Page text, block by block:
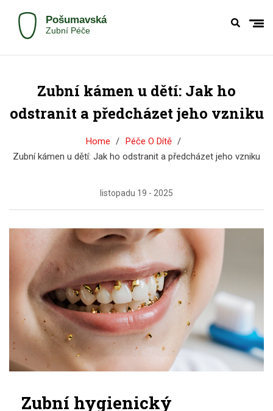
Zubní kámen u dětí: Jak ho
odstranit a předcházet jeho vzniku
Home
Péče O Dítě
Zubní kámen u dětí: Jak ho odstranit a předcházet jeho vzniku
listopadu 19 - 2025
Zubní hygienický